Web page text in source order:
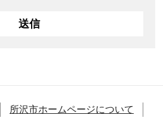
所沢市ホームページについて